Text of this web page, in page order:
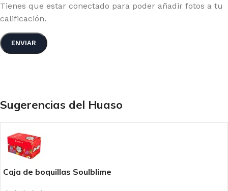
Tienes que estar conectado para poder añadir fotos a tu
calificación.
Sugerencias del Huaso
Caja de boquillas Soulblime